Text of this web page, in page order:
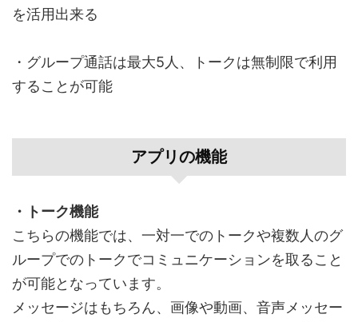
を活用出来る
・グループ通話は最大5人、トークは無制限で利用
することが可能
アプリの機能
・トーク機能
こちらの機能では、一対一でのトークや複数人のグ
ループでのトークでコミュニケーションを取ること
が可能となっています。
メッセージはもちろん、画像や動画、音声メッセー